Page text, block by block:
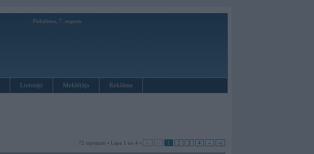
Piektdiena, 7. augusts
Lietotāji Meklētājs Reklāma
72 ziņojumi • Lapa 1 no 4 • |« « 1 2 3 4 » »|